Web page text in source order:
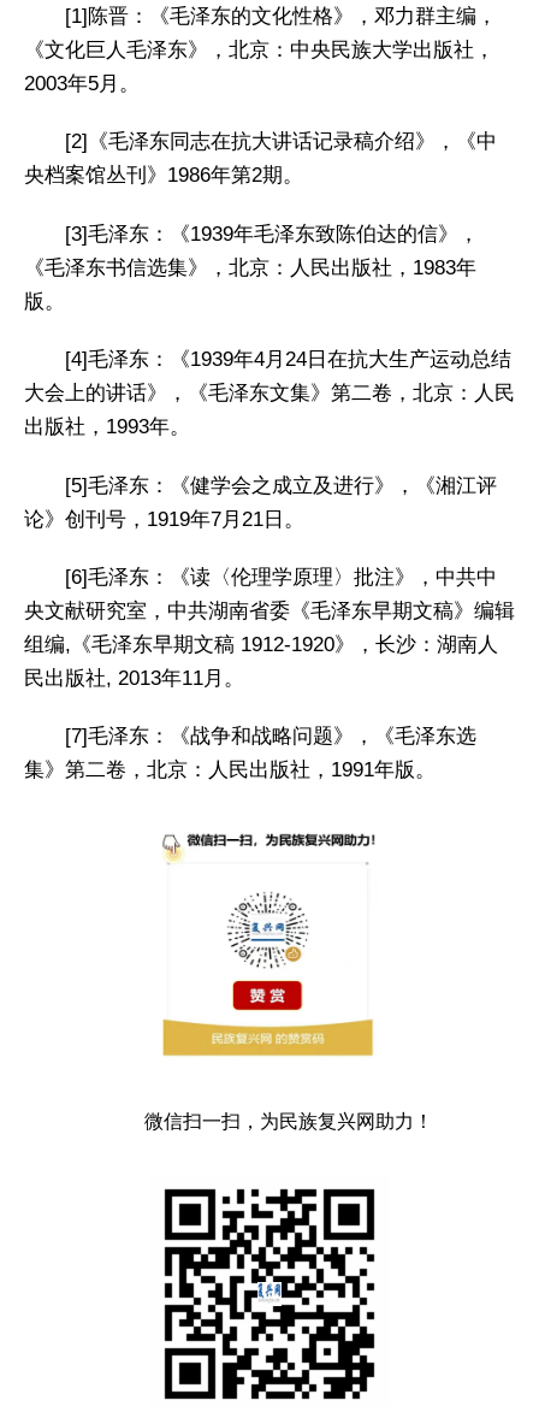
[1]陈晋：《毛泽东的文化性格》，邓力群主编，
《文化巨人毛泽东》，北京：中央民族大学出版社，
2003年5月。
[2]《毛泽东同志在抗大讲话记录稿介绍》，《中
央档案馆丛刊》1986年第2期。
[3]毛泽东：《1939年毛泽东致陈伯达的信》，
《毛泽东书信选集》，北京：人民出版社，1983年
版。
[4]毛泽东：《1939年4月24日在抗大生产运动总结
大会上的讲话》，《毛泽东文集》第二卷，北京：人民
出版社，1993年。
[5]毛泽东：《健学会之成立及进行》，《湘江评
论》创刊号，1919年7月21日。
[6]毛泽东：《读〈伦理学原理〉批注》，中共中
央文献研究室，中共湖南省委《毛泽东早期文稿》编辑
组编,《毛泽东早期文稿 1912-1920》，长沙：湖南人
民出版社, 2013年11月。
[7]毛泽东：《战争和战略问题》，《毛泽东选
集》第二卷，北京：人民出版社，1991年版。
微信扫一扫，为民族复兴网助力！